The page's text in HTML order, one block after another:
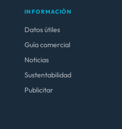
INFORMACIÓN
Datos útiles
Guía comercial
Noticias
Sustentabilidad
Publicitar